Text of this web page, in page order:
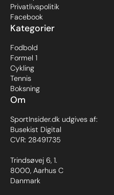
Om
SportInsider.dk udgives af:
Busekist Digital
CVR: 28491735
Trindsøvej 6, 1.
8000, Aarhus C
Danmark
Kategorier
Fodbold
Formel 1
Cykling
Tennis
Boksning
Privatlivspolitik
Facebook